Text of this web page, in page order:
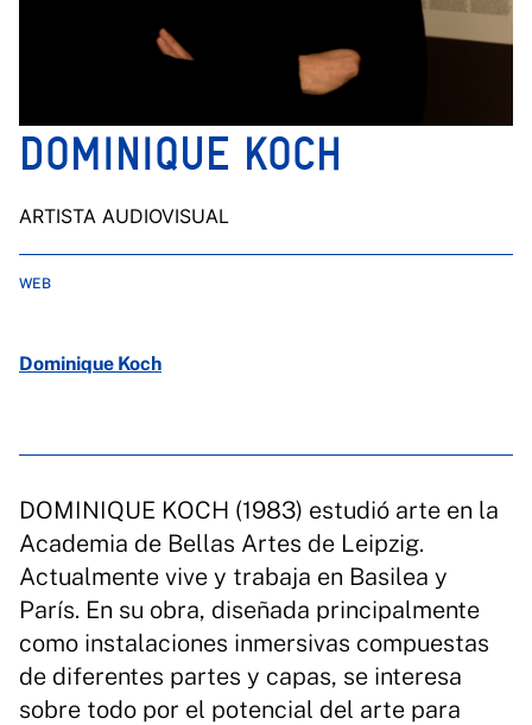
DOMINIQUE KOCH
ARTISTA AUDIOVISUAL
WEB
Dominique Koch
DOMINIQUE KOCH (1983) estudió arte en la
Academia de Bellas Artes de Leipzig.
Actualmente vive y trabaja en Basilea y
París. En su obra, diseñada principalmente
como instalaciones inmersivas compuestas
de diferentes partes y capas, se interesa
sobre todo por el potencial del arte para